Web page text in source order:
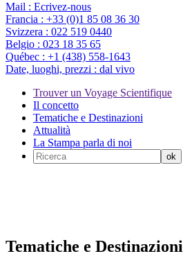
Mail : Ecrivez-nous
Francia : +33 (0)1 85 08 36 30
Svizzera : 022 519 0440
Belgio : 023 18 35 65
Québec : +1 (438) 558-1643
Date, luoghi, prezzi : dal vivo
Trouver un Voyage Scientifique
Il concetto
Tematiche e Destinazioni
Attualità
La Stampa parla di noi
Tematiche e Destinazioni